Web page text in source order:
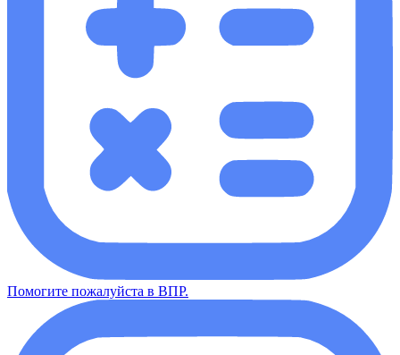
Помогите пожалуйста в ВПР.